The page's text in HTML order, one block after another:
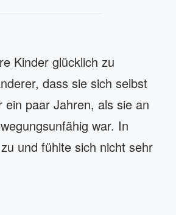
Kinder glücklich zu
dass sie sich selbst
paar Jahren, als sie an
war. In
und fühlte sich nicht sehr